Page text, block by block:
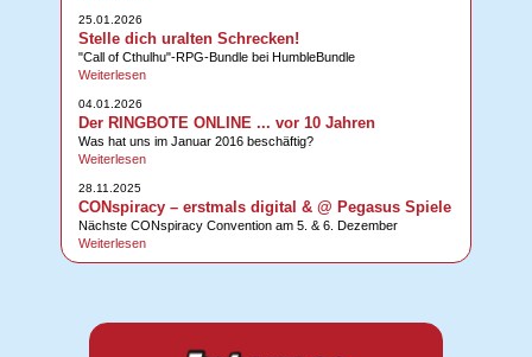
25.01.2026
Stelle dich uralten Schrecken!
"Call of Cthulhu"-RPG-Bundle bei HumbleBundle
Weiterlesen
04.01.2026
Der RINGBOTE ONLINE ... vor 10 Jahren
Was hat uns im Januar 2016 beschäftig?
Weiterlesen
28.11.2025
CONspiracy – erstmals digital & @ Pegasus Spiele
Nächste CONspiracy Convention am 5. & 6. Dezember
Weiterlesen